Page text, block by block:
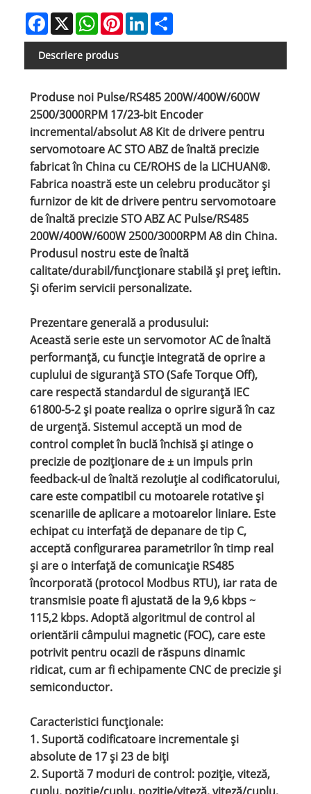
Facebook
X WhatsAppPinterestLinkedIn
Descriere produs
Produse noi Pulse/RS485 200W/400W/600W
2500/3000RPM 17/23-bit Encoder
incremental/absolut A8 Kit de drivere pentru
servomotoare AC STO ABZ de înaltă precizie
fabricat în China cu CE/ROHS de la LICHUAN®.
Fabrica noastră este un celebru producător și
furnizor de kit de drivere pentru servomotoare
de înaltă precizie STO ABZ AC Pulse/RS485
200W/400W/600W 2500/3000RPM A8 din China.
Produsul nostru este de înaltă
calitate/durabil/funcționare stabilă și preț ieftin.
Și oferim servicii personalizate.
Prezentare generală a produsului:
Această serie este un servomotor AC de înaltă
performanță, cu funcție integrată de oprire a
cuplului de siguranță STO (Safe Torque Off),
care respectă standardul de siguranță IEC
61800-5-2 și poate realiza o oprire sigură în caz
de urgență. Sistemul acceptă un mod de
control complet în buclă închisă și atinge o
precizie de poziționare de ± un impuls prin
feedback-ul de înaltă rezoluție al codificatorului,
care este compatibil cu motoarele rotative și
scenariile de aplicare a motoarelor liniare. Este
echipat cu interfață de depanare de tip C,
acceptă configurarea parametrilor în timp real
și are o interfață de comunicație RS485
încorporată (protocol Modbus RTU), iar rata de
transmisie poate fi ajustată de la 9,6 kbps ~
115,2 kbps. Adoptă algoritmul de control al
orientării câmpului magnetic (FOC), care este
potrivit pentru ocazii de răspuns dinamic
ridicat, cum ar fi echipamente CNC de precizie și
semiconductor.
Caracteristici funcționale:
1. Suportă codificatoare incrementale și
absolute de 17 și 23 de biți
2. Suportă 7 moduri de control: poziție, viteză,